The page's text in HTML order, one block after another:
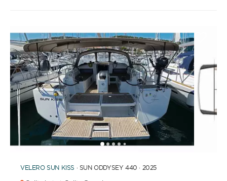
12345 6789101112
VELERO SUN KISS · SUN ODDYSEY 440 · 2025